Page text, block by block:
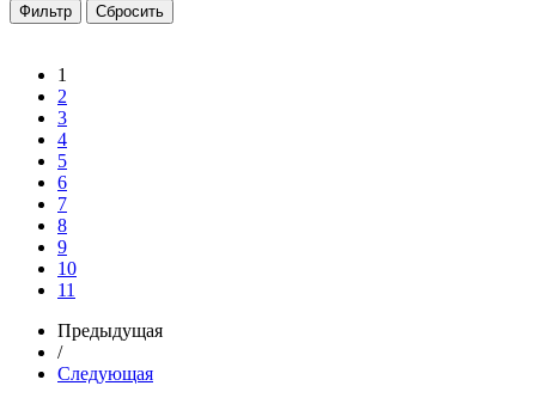
1
2
3
4
5
6
7
8
9
10
11
Предыдущая
/
Следующая